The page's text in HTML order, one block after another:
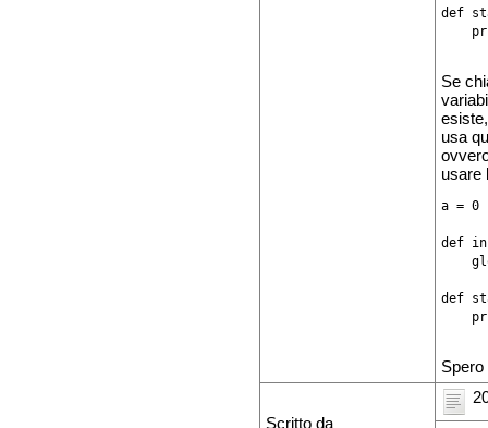
def
Se
usa
usare
a = 0
def
def
Scritto da